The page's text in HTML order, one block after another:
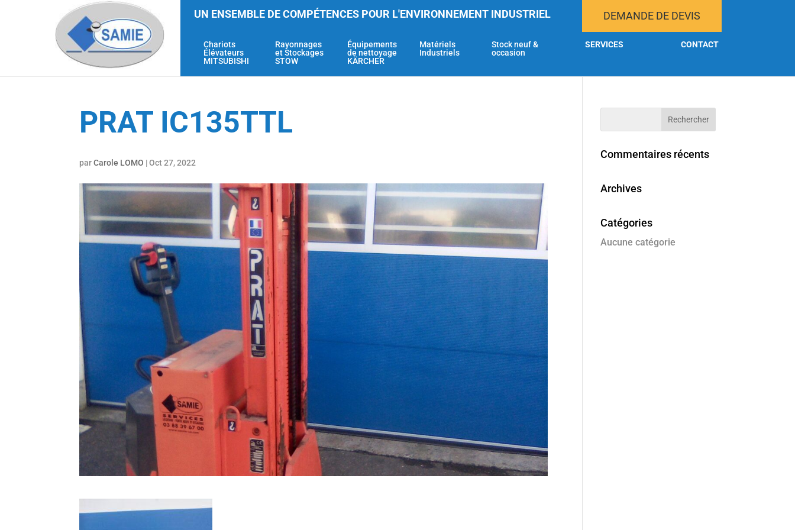
SERVICES
DEMANDE DE DEVIS
CONTACT
UN ENSEMBLE DE COMPÉTENCES POUR L'ENVIRONNEMENT INDUSTRIEL
Chariots
Élévateurs
MITSUBISHI
Rayonnages
et Stockages
STOW
Équipements
de nettoyage
KÄRCHER
Matériels
Industriels
Stock neuf &
occasion
PRAT IC135TTL
parCarole LOMO |Oct 27, 2022
Commentaires récents
Archives
Catégories
Aucune catégorie